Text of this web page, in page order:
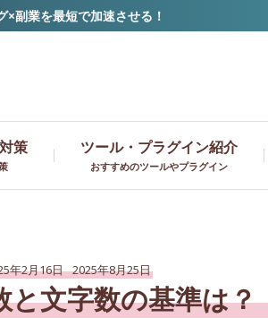
×副業を最短で加速させる！
策 ツール・プラグイン紹介
おすすめのツールやプラグイン
年2月16日 2025年8月25日
文字数の基準は？